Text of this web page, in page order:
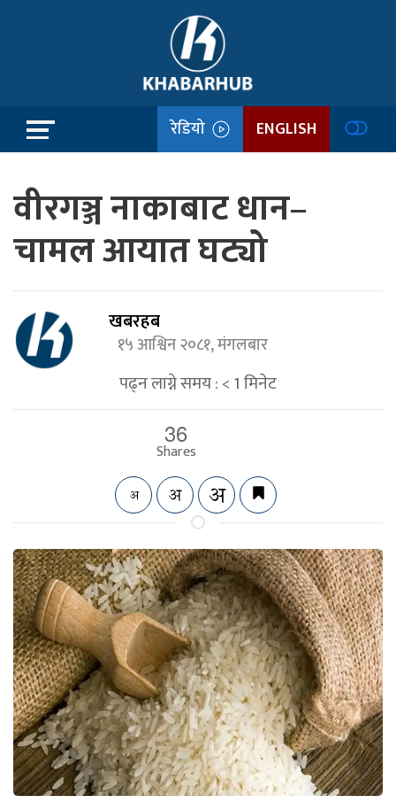
रेडियो ENGLISH
वीरगञ्ज नाकाबाट धान–
चामल आयात घट्यो
खबरहब
१५ आश्विन २०८१, मंगलबार
पढ्न लाग्ने समय :< 1मिनेट
36
Shares